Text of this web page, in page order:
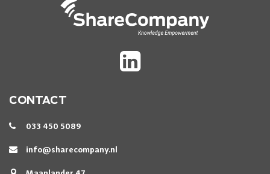
CONTACT
033 450 5089
info@sharecompany.nl